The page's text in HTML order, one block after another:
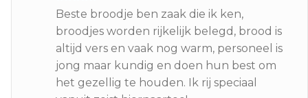
Beste broodje ben zaak die ik ken,
broodjes worden rijkelijk belegd, brood is
altijd vers en vaak nog warm, personeel is
jong maar kundig en doen hun best om
het gezellig te houden. Ik rij speciaal